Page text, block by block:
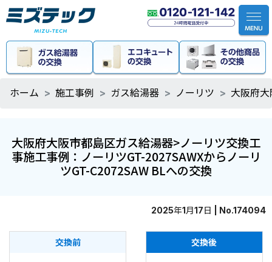
ホーム 施工事例 ガス給湯器 ノーリツ 大阪府
大阪府大阪市都島区ガス給湯器>ノーリツ交換工
事施工事例：ノーリツGT-2027SAWXからノーリ
ツGT-C2072SAW BLへの交換
2025年1月17日 | No.174094
交換前 交換後